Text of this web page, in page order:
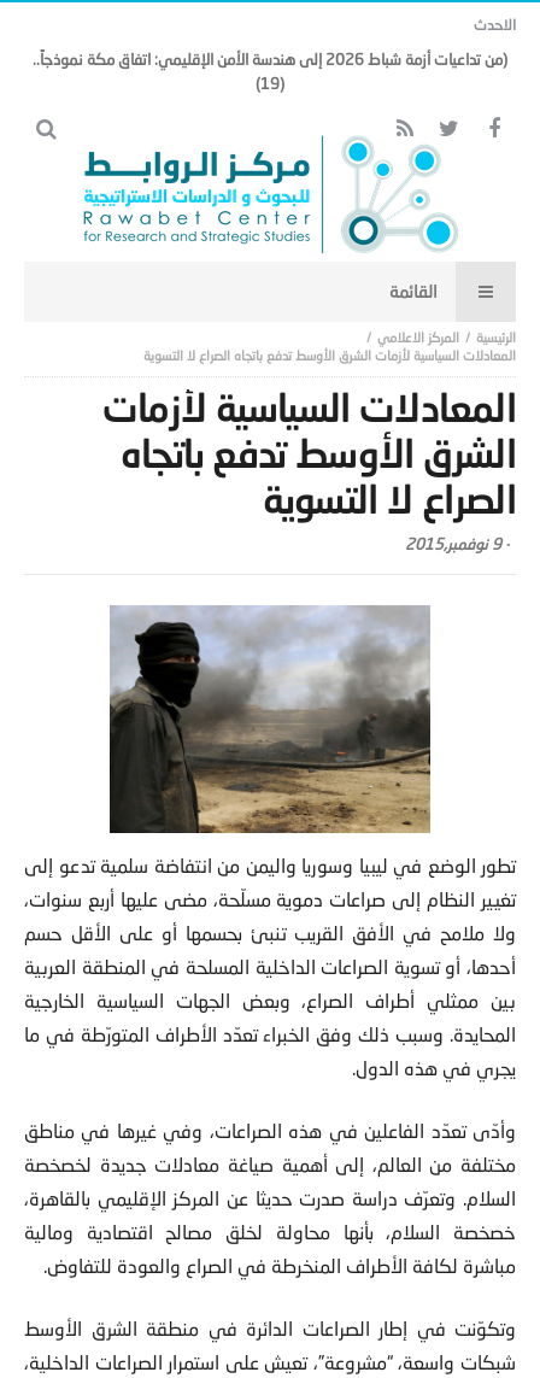
الاحدث
(من تداعيات أزمة شباط 2026 إلى هندسة الأمن الإقليمي: اتفاق مكة نموذجاً..
(19)
المركز الاعلامي
المعادلات السياسية لأزمات الشرق الأوسط تدفع باتجاه الصراع لا التسویة
المعادلات السياسية لأزمات
الشرق الأوسط تدفع باتجاه
الصراع لا التسویة
-9 نوفمبر,2015
تطور الوضع في ليبيا وسوريا واليمن من انتفاضة سلمية تدعو إلى
تغيير النظام إلى صراعات دمويةمسلّحة، مضى عليها أربع سنوات،
ولا ملامح في الأفق القريب تنبئ بحسمها أو على الأقل حسم
أحدها، أو تسویة الصراعات الداخلیة المسلحة في المنطقة العربیة
بین ممثلي أطراف الصراع، وبعض الجهات السياسية الخارجية
المحايدة. وسبب ذلك وفق الخبراء تعدّد الأطراف المتورّطة في ما
يجري في هذه الدول.
وأدّى تعدّد الفاعلين في هذه الصراعات، وفي غيرها في مناطق
مختلفة من العالم، إلى أهمية صیاغة معادلات جدیدة لخصخصة
السلام. وتعرّف دراسة صدرت حديثا عن المركز الإقليمي بالقاهرة،
خصخصة السلام، بأنها محاولة لخلق مصالح اقتصادیة ومالیة
مباشرة لكافة الأطراف المنخرطة في الصراع والعودة للتفاوض.
وتكوّنت في إطار الصراعات الدائرة في منطقة الشرق الأوسط
شبكات واسعة، “مشروعة”، تعيش على استمرار الصراعات الداخلیة،